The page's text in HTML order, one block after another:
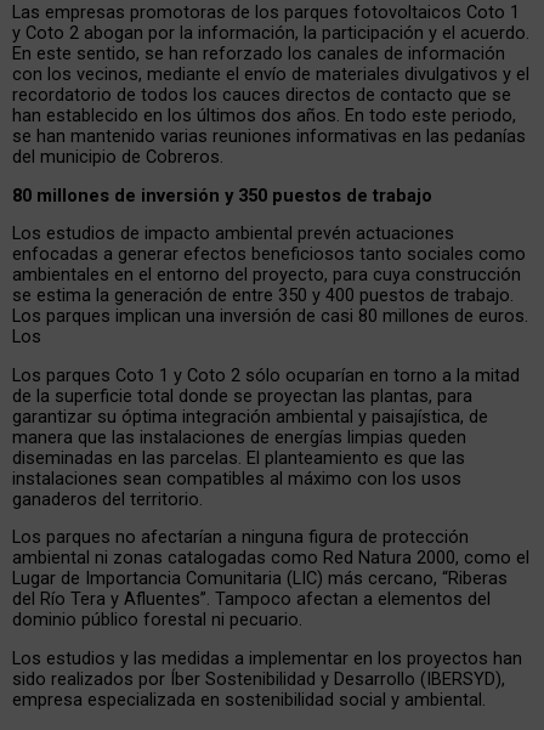
Las empresas promotoras de los parques fotovoltaicos Coto 1
y Coto 2 abogan por la información, la participación y el acuerdo.
En este sentido, se han reforzado los canales de información
con los vecinos, mediante el envío de materiales divulgativos y el
recordatorio de todos los cauces directos de contacto que se
han establecido en los últimos dos años. En todo este periodo,
se han mantenido varias reuniones informativas en las pedanías
del municipio de Cobreros.
80 millones de inversión y 350 puestos de trabajo
Los estudios de impacto ambiental prevén actuaciones
enfocadas a generar efectos beneficiosos tanto sociales como
ambientales en el entorno del proyecto, para cuya construcción
se estima la generación de entre 350 y 400 puestos de trabajo.
Los parques implican una inversión de casi 80 millones de euros.
Los
Los parques Coto 1 y Coto 2 sólo ocuparían en torno a la mitad
de la superficie total donde se proyectan las plantas, para
garantizar su óptima integración ambiental y paisajística, de
manera que las instalaciones de energías limpias queden
diseminadas en las parcelas. El planteamiento es que las
instalaciones sean compatibles al máximo con los usos
ganaderos del territorio.
Los parques no afectarían a ninguna figura de protección
ambiental ni zonas catalogadas como Red Natura 2000, como el
Lugar de Importancia Comunitaria (LIC) más cercano, “Riberas
del Río Tera y Afluentes”. Tampoco afectan a elementos del
dominio público forestal ni pecuario.
Los estudios y las medidas a implementar en los proyectos han
sido realizados por Íber Sostenibilidad y Desarrollo (IBERSYD),
empresa especializada en sostenibilidad social y ambiental.